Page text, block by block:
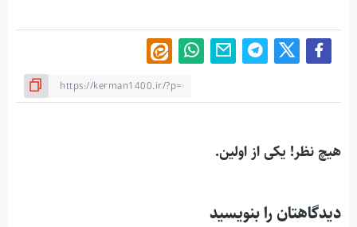
هیچ نظر! یکی از اولین.
دیدگاهتان را بنویسید